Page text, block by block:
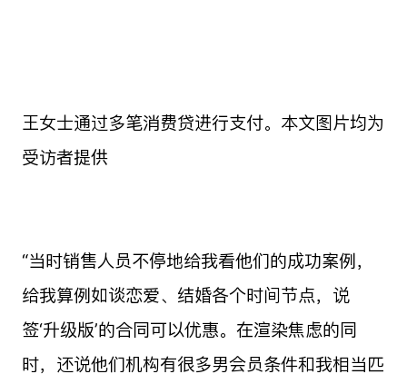
王女士通过多笔消费贷进行支付。本文图片均为
受访者提供
“当时销售人员不停地给我看他们的成功案例，
给我算例如谈恋爱、结婚各个时间节点，说
签‘升级版’的合同可以优惠。在渲染焦虑的同
时，还说他们机构有很多男会员条件和我相当匹